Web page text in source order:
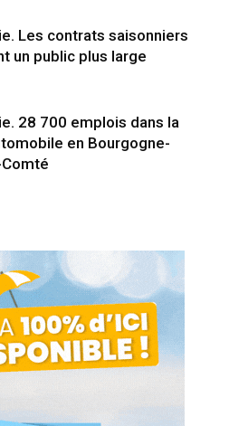
Les contrats saisonniers
un public plus large
28 700 emplois dans la
en Bourgogne-